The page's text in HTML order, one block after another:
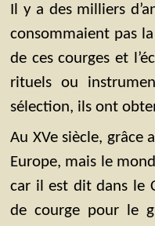
Il y a des milliers
consommaient pas
de ces courges et
rituels ou
sélection, ils ont
Au XVe siècle, grâce
Europe, mais le
car il est dit dans le
de courge pour le